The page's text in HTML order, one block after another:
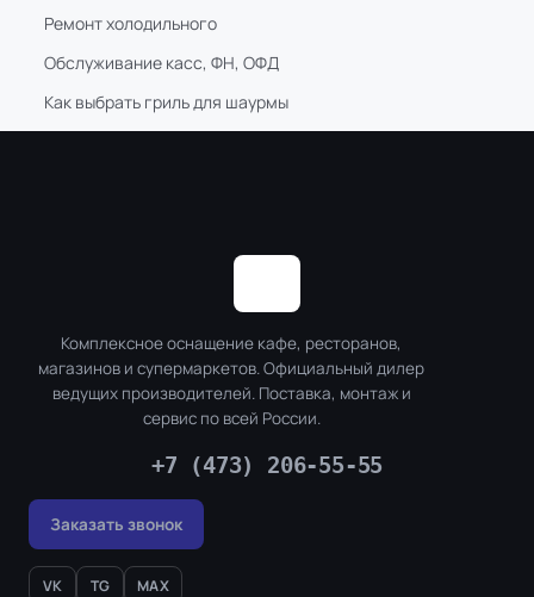
Ремонт холодильного
Обслуживание касс, ФН, ОФД
Как выбрать гриль для шаурмы
Комплексное оснащение кафе, ресторанов,
магазинов и супермаркетов. Официальный дилер
ведущих производителей. Поставка, монтаж и
сервис по всей России.
+7 (473) 206-55-55
Заказать звонок
VK TG MAX